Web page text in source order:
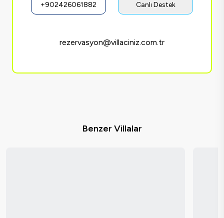
+902426061882 Canlı Destek
rezervasyon@villaciniz.com.tr
Benzer Villalar